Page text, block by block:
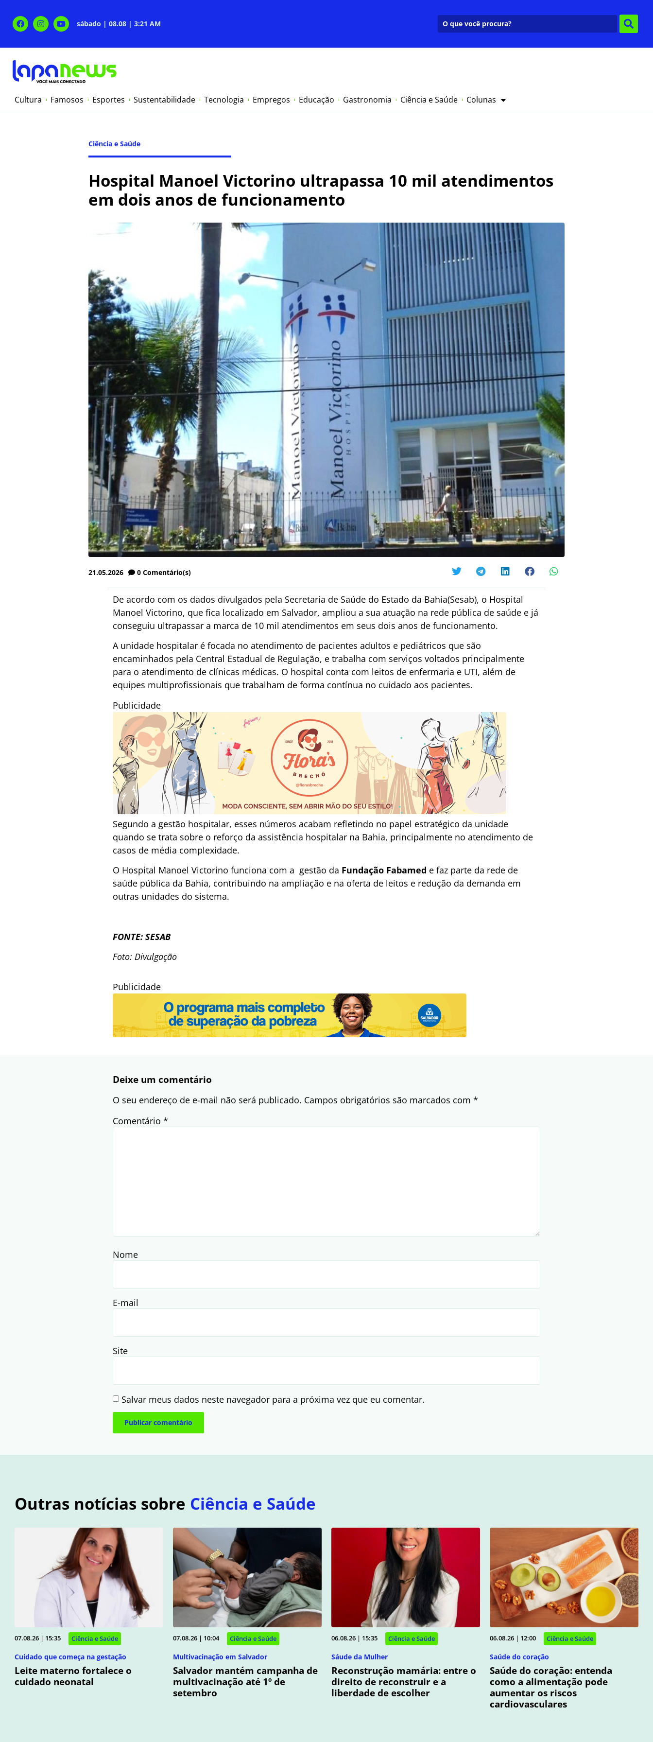
sábado | 08.08 | 3:21 AM
Cultura Famosos Esportes Sustentabilidade Tecnologia Empregos Educação Gastronomia Ciência e Saúde Colunas
Ciência e Saúde
Hospital Manoel Victorino ultrapassa 10 mil atendimentos
em dois anos de funcionamento
21.05.2026 0 Comentário(s)
De acordo com os dados divulgados pela Secretaria de Saúde do Estado da Bahia(Sesab), o Hospital
Manoel Victorino, que fica localizado em Salvador, ampliou a sua atuação na rede pública de saúde e já
conseguiu ultrapassar a marca de 10 mil atendimentos em seus dois anos de funcionamento.
A unidade hospitalar é focada no atendimento de pacientes adultos e pediátricos que são
encaminhados pela Central Estadual de Regulação, e trabalha com serviços voltados principalmente
para o atendimento de clínicas médicas. O hospital conta com leitos de enfermaria e UTI, além de
equipes multiprofissionais que trabalham de forma contínua no cuidado aos pacientes.
Publicidade
Segundo a gestão hospitalar, esses números acabam refletindo no papel estratégico da unidade
quando se trata sobre o reforço da assistência hospitalar na Bahia, principalmente no atendimento de
casos de média complexidade.
O Hospital Manoel Victorino funciona com a gestão da Fundação Fabamed e faz parte da rede de
saúde pública da Bahia, contribuindo na ampliação e na oferta de leitos e redução da demanda em
outras unidades do sistema.
FONTE: SESAB
Foto: Divulgação
Publicidade
Deixe um comentário
O seu endereço de e-mail não será publicado. Campos obrigatórios são marcados com *
Comentário *
Nome
E-mail
Site
Salvar meus dados neste navegador para a próxima vez que eu comentar.
Outras notícias sobre Ciência e Saúde
07.08.26 | 15:35 Ciência e Saúde
Cuidado que começa na gestação
Leite materno fortalece o
cuidado neonatal
07.08.26 | 10:04 Ciência e Saúde
Multivacinação em Salvador
Salvador mantém campanha de
multivacinação até 1º de
setembro
06.08.26 | 15:35 Ciência e Saúde
Sáude da Mulher
Reconstrução mamária: entre o
direito de reconstruir e a
liberdade de escolher
06.08.26 | 12:00 Ciência e Saúde
Saúde do coração
Saúde do coração: entenda
como a alimentação pode
aumentar os riscos
cardiovasculares